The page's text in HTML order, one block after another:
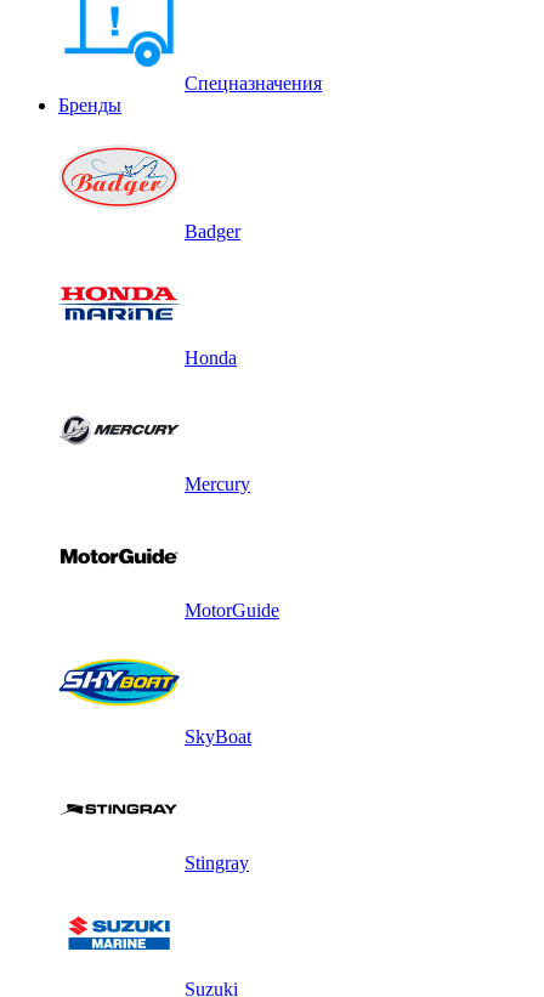
Спецназначения
Бренды
Badger
Honda
Mercury
MotorGuide
SkyBoat
Stingray
Suzuki